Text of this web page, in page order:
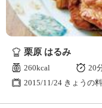
栗原 はるみ
260kcal
20
2015/11/24 きょうの